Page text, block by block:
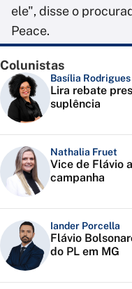
ele", disse o
Peace.
Colunistas
Basília Rodrigues
Lira rebate
suplência
Nathalia Fruet
Vice de Flávio
campanha
Iander Porcella
Flávio
do PL em MG